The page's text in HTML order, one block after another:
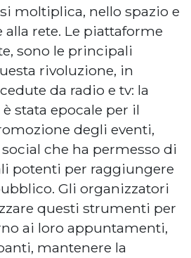
moltiplica, nello spazio e
alla rete. Le piattaforme
sono le principali
rivoluzione, in
da radio e tv: la
stata epocale per il
degli eventi,
che ha permesso di
potenti per raggiungere
Gli organizzatori
questi strumenti per
ai loro appuntamenti,
mantenere la